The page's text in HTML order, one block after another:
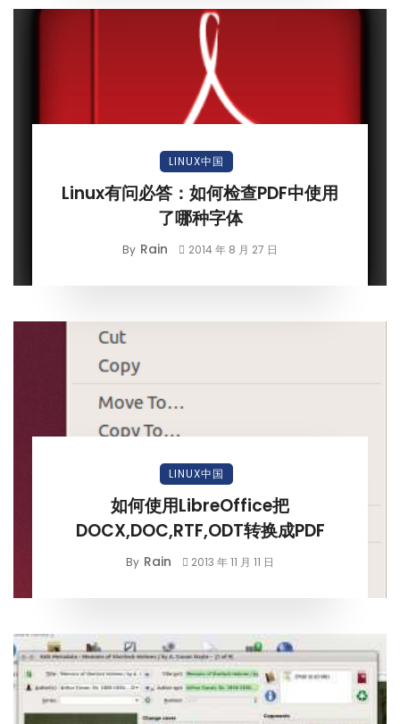
LINUX中国
Linux有问必答：如何检查PDF中使用
了哪种字体
By Rain 2014 年 8 月 27 日
LINUX中国
如何使用LibreOffice把
DOCX,DOC,RTF,ODT转换成PDF
By Rain 2013 年 11 月 11 日